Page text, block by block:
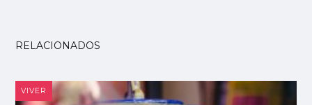
RELACIONADOS
VIVER